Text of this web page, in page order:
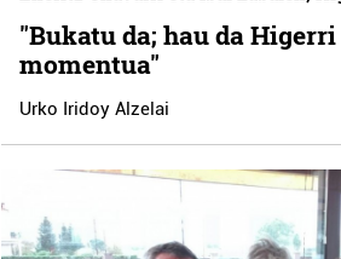
"Bukatu da; hau da
momentua"
Urko Iridoy Alzelai